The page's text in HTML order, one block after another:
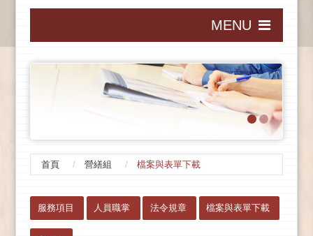
MENU
首頁 營繕組 檔案與表單下載
服務項目 人員職掌 法令規章 檔案與表單下載